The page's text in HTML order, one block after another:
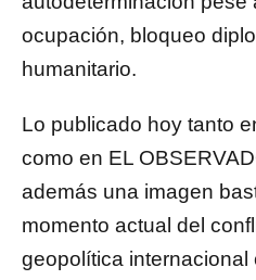
ocupación, bloqueo
humanitario.
Lo publicado hoy tanto
como en EL
además una imagen
momento actual del
geopolítica internacional